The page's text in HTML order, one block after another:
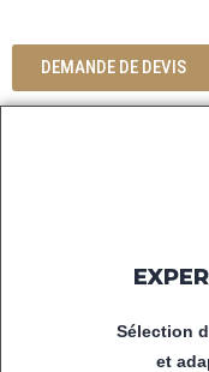
DEMANDE DE DEVIS
Sélection
et